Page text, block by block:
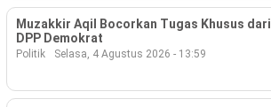
Hukrim
Pendidikan
Peristiwa
Muzakkir Aqil Bocorkan Tugas Khusus dari
DPP Demokrat
Politik Selasa, 4 Agustus 2026 - 13:59